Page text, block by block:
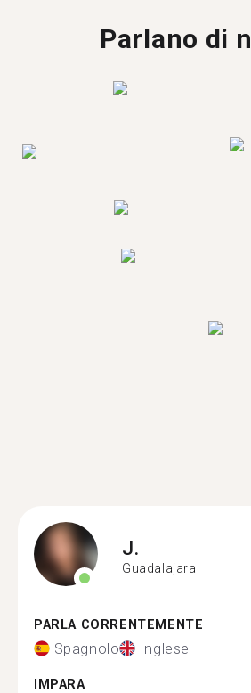
Parlano di
J.
Guadalajara
PARLA CORRENTEMENTE
Spagnolo Inglese
IMPARA